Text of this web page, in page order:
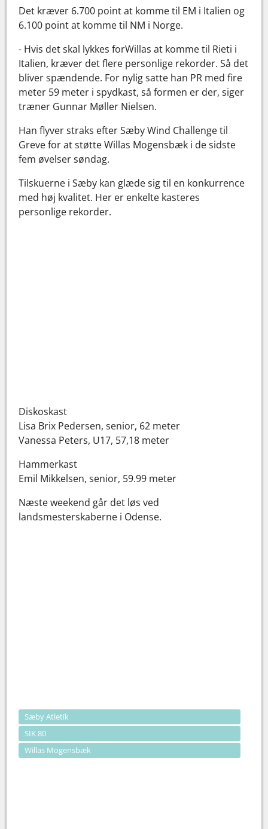
Det kræver 6.700 point at komme til EM i Italien og
6.100 point at komme til NM i Norge.
- Hvis det skal lykkes forWillas at komme til Rieti i
Italien, kræver det flere personlige rekorder. Så det
bliver spændende. For nylig satte han PR med fire
meter 59 meter i spydkast, så formen er der, siger
træner Gunnar Møller Nielsen.
Han flyver straks efter Sæby Wind Challenge til
Greve for at støtte Willas Mogensbæk i de sidste
fem øvelser søndag.
Tilskuerne i Sæby kan glæde sig til en konkurrence
med høj kvalitet. Her er enkelte kasteres
personlige rekorder.
Diskoskast
Lisa Brix Pedersen, senior, 62 meter
Vanessa Peters, U17, 57,18 meter
Hammerkast
Emil Mikkelsen, senior, 59.99 meter
Næste weekend går det løs ved
landsmesterskaberne i Odense.
Sæby Atletik
SIK 80
Willas Mogensbæk